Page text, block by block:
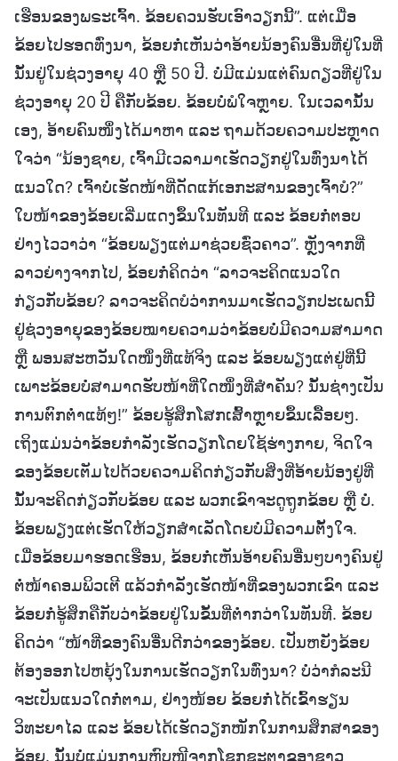
ເຮືອນຂອງພຣະເຈົ້າ. ຂ້ອຍຄວນຮັບເອົາວຽກນີ້”. ແຕ່ເມື່ອ
ຂ້ອຍໄປຮອດທົ່ງນາ, ຂ້ອຍກໍ່ເຫັນວ່າອ້າຍນ້ອງຄົນອື່ນທີ່ຢູ່ໃນທີ່
ນັ້ນຢູ່ໃນຊ່ວງອາຍຸ 40 ຫຼື 50 ປີ. ບໍ່ມີແມ່ນແຕ່ຄົນດຽວທີ່ຢູ່ໃນ
ຊ່ວງອາຍຸ 20 ປີ ຄືກັບຂ້ອຍ. ຂ້ອຍບໍ່ພໍໃຈຫຼາຍ. ໃນເວລານັ້ນ
ເອງ, ອ້າຍຄົນໜຶ່ງໄດ້ມາຫາ ແລະ ຖາມດ້ວຍຄວາມປະຫຼາດ
ໃຈວ່າ “ນ້ອງຊາຍ, ເຈົ້າມີເວລາມາເຮັດວຽກຢູ່ໃນທົ່ງນາໄດ້
ແນວໃດ? ເຈົ້າບໍ່ເຮັດໜ້າທີ່ດັດແກ້ເອກະສານຂອງເຈົ້າບໍ?”
ໃບໜ້າຂອງຂ້ອຍເລີ່ມແດງຂຶ້ນໃນທັນທີ ແລະ ຂ້ອຍກໍ່ຕອບ
ຢ່າງໄວວາວ່າ “ຂ້ອຍພຽງແຕ່ມາຊ່ວຍຊົ່ວຄາວ”. ຫຼັງຈາກທີ່
ລາວຍ່າງຈາກໄປ, ຂ້ອຍກໍ່ຄິດວ່າ “ລາວຈະຄິດແນວໃດ
ກ່ຽວກັບຂ້ອຍ? ລາວຈະຄິດບໍວ່າການມາເຮັດວຽກປະເພດນີ້
ຢູ່ຊ່ວງອາຍຸຂອງຂ້ອຍໝາຍຄວາມວ່າຂ້ອຍບໍ່ມີຄວາມສາມາດ
ຫຼື ພອນສະຫວັນໃດໜຶ່ງທີ່ແທ້ຈິງ ແລະ ຂ້ອຍພຽງແຕ່ຢູ່ທີ່ນີ້
ເພາະຂ້ອຍບໍ່ສາມາດຮັບໜ້າທີ່ໃດໜຶ່ງທີ່ສຳຄັນ? ນັ້ນຊ່າງເປັນ
ການຕົກຕໍ່າແທ້ໆ!” ຂ້ອຍຮູ້ສຶກໂສກເສົ້າຫຼາຍຂຶ້ນເລື້ອຍໆ.
ເຖິງແມ່ນວ່າຂ້ອຍກໍາລັງເຮັດວຽກໂດຍໃຊ້ຮ່າງກາຍ, ຈິດໃຈ
ຂອງຂ້ອຍເຕັມໄປດ້ວຍຄວາມຄິດກ່ຽວກັບສິ່ງທີ່ອ້າຍນ້ອງຢູ່ທີ່
ນັ້ນຈະຄິດກ່ຽວກັບຂ້ອຍ ແລະ ພວກເຂົາຈະດູຖູກຂ້ອຍ ຫຼື ບໍ່.
ຂ້ອຍພຽງແຕ່ເຮັດໃຫ້ວຽກສຳເລັດໂດຍບໍ່ມີຄວາມຕັ້ງໃຈ.
ເມື່ອຂ້ອຍມາຮອດເຮືອນ, ຂ້ອຍກໍ່ເຫັນອ້າຍຄົນອື່ນໆບາງຄົນຢູ່
ຕໍ່ໜ້າຄອມພິວເຕີ ແລ້ວກຳລັງເຮັດໜ້າທີ່ຂອງພວກເຂົາ ແລະ
ຂ້ອຍກໍ່ຮູ້ສຶກຄືກັບວ່າຂ້ອຍຢູ່ໃນຂັ້ນທີ່ຕໍ່າກວ່າໃນທັນທີ. ຂ້ອຍ
ຄິດວ່າ “ໜ້າທີ່ຂອງຄົນອື່ນດີກວ່າຂອງຂ້ອຍ. ເປັນຫຍັງຂ້ອຍ
ຕ້ອງອອກໄປຫຍຸ້ງໃນການເຮັດວຽກໃນທົ່ງນາ? ບໍ່ວ່າກໍລະນີ
ຈະເປັນແນວໃດກໍ່ຕາມ, ຢ່າງໜ້ອຍ ຂ້ອຍກໍ່ໄດ້ເຂົ້າຮຽນ
ວິທະຍາໄລ ແລະ ຂ້ອຍໄດ້ເຮັດວຽກໜັກໃນການສຶກສາຂອງ
ຂ້ອຍ. ນັ້ນບໍ່ແມ່ນການຫຼົບໜີຈາກໂຊກຊະຕາຂອງຊາວ